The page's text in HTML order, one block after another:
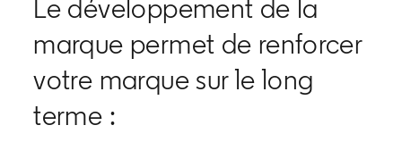
Le développement de la
marque permet de renforcer
votre marque sur le long
terme :